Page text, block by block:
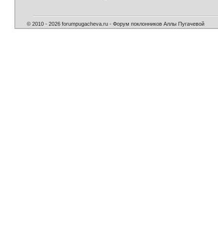
© 2010 - 2026 forumpugacheva.ru - Форум поклонников Аллы Пугачевой